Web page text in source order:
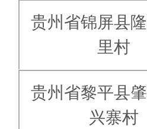
贵州省锦屏县
里村
贵州省黎平县
兴寨村